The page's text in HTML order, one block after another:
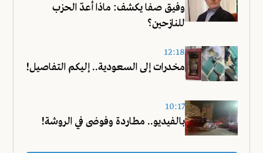
وفيق صفا يكشف: ماذا أعدّ الحزب
للنازحين؟
12:18
مخدرات إلى السعودية.. إليكم التفاصيل!
10:17
بالفيديو.. مطاردة وفوضى في الروشة!